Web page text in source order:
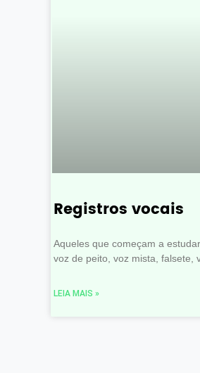
Registros vocais
Aqueles que começam a
voz de peito, voz mista, falsete,
LEIA MAIS »